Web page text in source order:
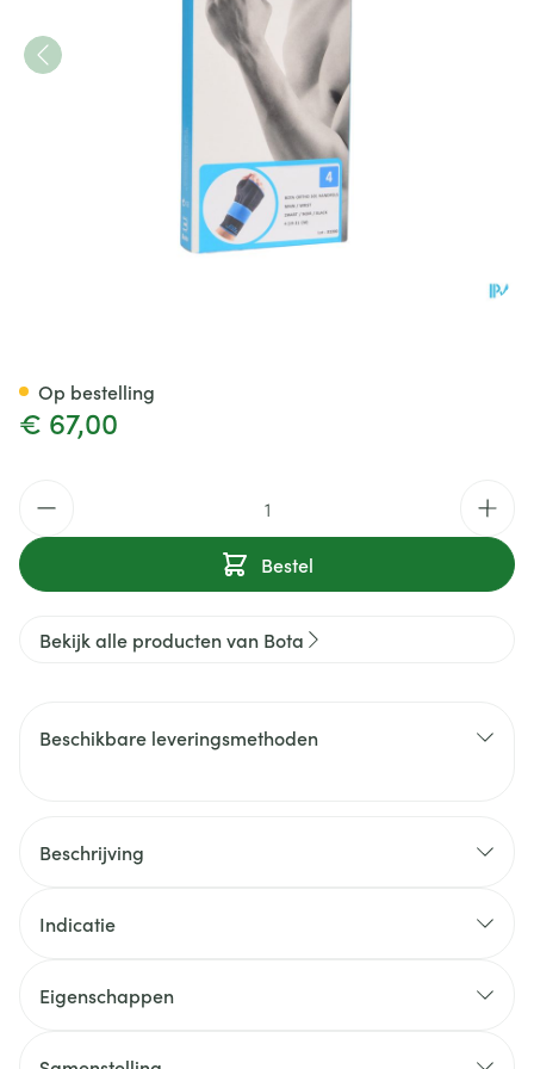
€ 67,00
Bestel
Op bestelling
Bekijk alle producten van Bota
Beschikbare leveringsmethoden
Beschrijving
Indicatie
Eigenschappen